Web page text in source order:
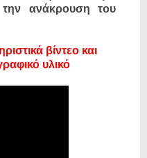
την ανάκρουση του
βίντεο και
υλικό